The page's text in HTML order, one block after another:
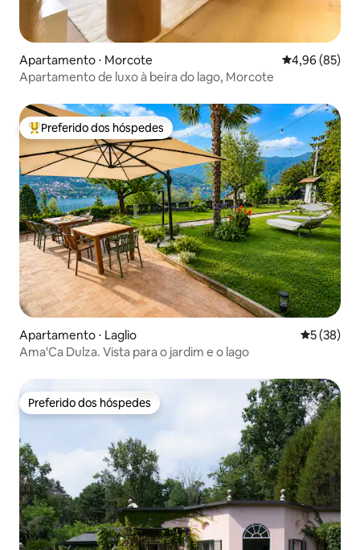
Apartamento ⋅ Morcote 4,96 de uma
4,96 (85)
Apartamento de luxo à beira do lago, Morcote
Entre os melhores preferidos dos hóspedes
Preferido dos hóspedes
Apartamento ⋅ Laglio 5 de uma
5 (38)
Ama'Ca Dulza. Vista para o jardim e o lago
Preferido dos hóspedes
Preferido dos hóspedes